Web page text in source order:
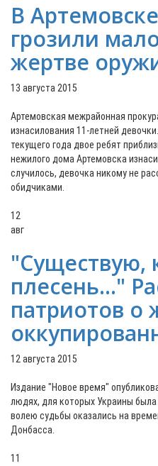
В
грозили
жертве
13 августа 2015
Артемовская межрайонная
изнасилования 11-летней
текущего года двое ребят
нежилого дома Артемовска
случилось, девочка никому не
обидчиками.
12
авг
"Существую,
плесень..."
патриотов о
12 августа 2015
Издание "Новое время"
людях, для которых Украины
волею судьбы оказались на
Донбасса.
11